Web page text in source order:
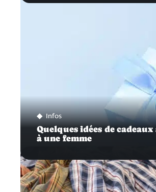
Infos
Quelques idées de
à une femme